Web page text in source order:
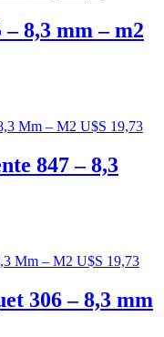
8,3 mm – m2
847 – 8,3
306 – 8,3 mm